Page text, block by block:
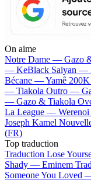
On aime
Notre Dame — Gazo
— KeBlack Saiyan —
Bécane —Yamê
— Tiakola Outro —
— Gazo & Tiakola
La League — Werenoi
Joseph Kamel
(FR)
Top traduction
Traduction Lose
Shady — Eminem
Someone You Loved